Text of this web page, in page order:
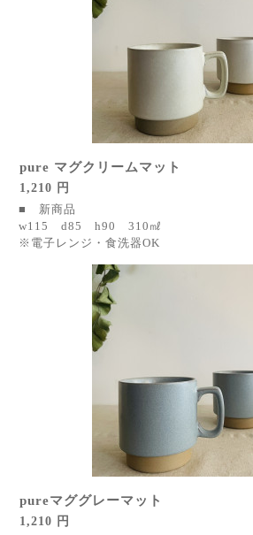
pure マグクリームマット
1,210 円
■ 新商品
w115 d85 h90 310㎖
※電子レンジ・食洗器OK
pureマググレーマット
1,210 円